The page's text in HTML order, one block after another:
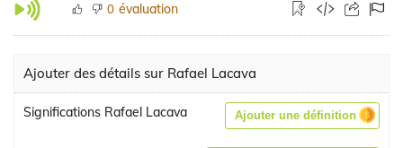
0 évaluation
Ajouter des détails sur Rafael Lacava
Significations Rafael Lacava Ajouter une définition